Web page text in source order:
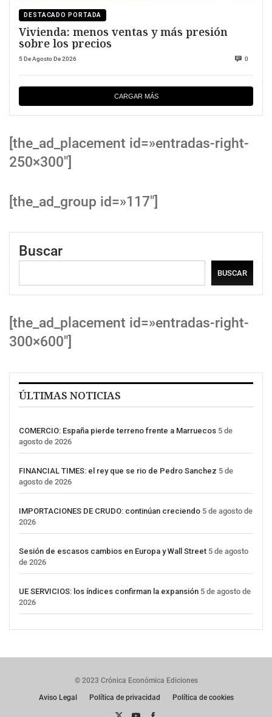
DESTACADO PORTADA
Vivienda: menos ventas y más presión
sobre los precios
5 De Agosto De 2026 0
CARGAR MÁS
[the_ad_placement id=»entradas-right-
250×300″]
[the_ad_group id=»117″]
Buscar
BUSCAR
[the_ad_placement id=»entradas-right-
300×600″]
ÚLTIMAS NOTICIAS
COMERCIO: España pierde terreno frente a Marruecos 5 de
agosto de 2026
FINANCIAL TIMES: el rey que se rio de Pedro Sanchez 5 de
agosto de 2026
IMPORTACIONES DE CRUDO: continúan creciendo 5 de agosto de
2026
Sesión de escasos cambios en Europa y Wall Street 5 de agosto
de 2026
UE SERVICIOS: los índices confirman la expansión 5 de agosto de
2026
© 2023 Crónica Económica Ediciones
Aviso Legal
Política de privacidad Política de cookies